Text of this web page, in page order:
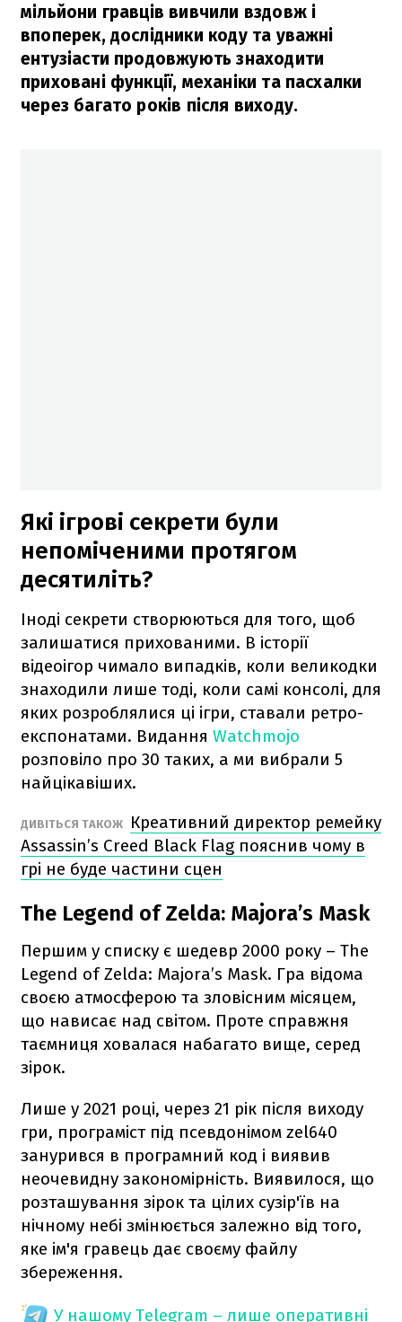
мільйони гравців вивчили вздовж і
впоперек, дослідники коду та уважні
ентузіасти продовжують знаходити
приховані функції, механіки та пасхалки
через багато років після виходу.
Які ігрові секрети були
непоміченими протягом
десятиліть?
Іноді секрети створюються для того, щоб
залишатися прихованими. В історії
відеоігор чимало випадків, коли великодки
знаходили лише тоді, коли самі консолі, для
яких розроблялися ці ігри, ставали ретро-
експонатами. Видання Watchmojo
розповіло про 30 таких, а ми вибрали 5
найцікавіших.
ДИВІТЬСЯ ТАКОЖ
Креативний директор ремейку
Assassin’s Creed Black Flag пояснив чому в
грі не буде частини сцен
The Legend of Zelda: Majora’s Mask
Першим у списку є шедевр 2000 року – The
Legend of Zelda: Majora’s Mask. Гра відома
своєю атмосферою та зловісним місяцем,
що нависає над світом. Проте справжня
таємниця ховалася набагато вище, серед
зірок.
Лише у 2021 році, через 21 рік після виходу
гри, програміст під псевдонімом zel640
занурився в програмний код і виявив
неочевидну закономірність. Виявилося, що
розташування зірок та цілих сузір'їв на
нічному небі змінюється залежно від того,
яке ім'я гравець дає своєму файлу
збереження.
У нашому Telegram – лише оперативні